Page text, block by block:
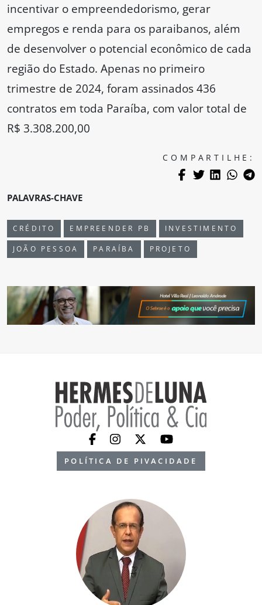
incentivar o empreendedorismo, gerar
empregos e renda para os paraibanos, além
de desenvolver o potencial econômico de cada
região do Estado. Apenas no primeiro
trimestre de 2024, foram assinados 436
contratos em toda Paraíba, com valor total de
R$ 3.308.200,00
COMPARTILHE:
PALAVRAS-CHAVE
CRÉDITO EMPREENDER PB INVESTIMENTO
JOÃO PESSOA PARAÍBA PROJETO
POLÍTICA DE PIVACIDADE